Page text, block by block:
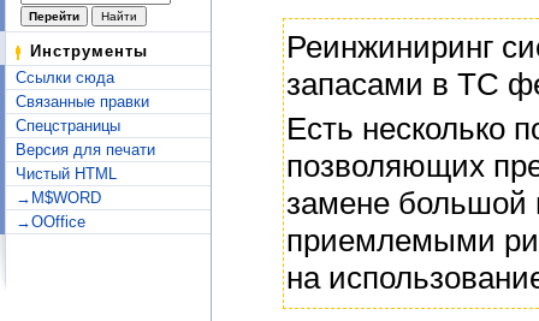
Инструменты
Ссылки сюда
Связанные правки
Спецстраницы
Версия для печати
Чистый HTML
→M$WORD
→OOffice
Реинжиниринг
запасами в ТС
Есть несколько
позволяющих
замене
приемлемыми
на